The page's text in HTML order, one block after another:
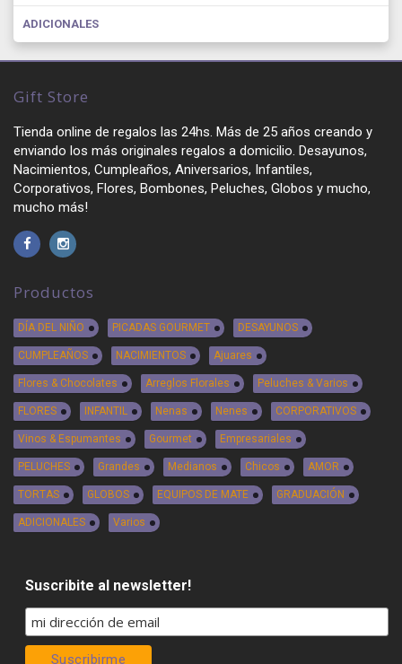
ADICIONALES
Gift Store
Tienda online de regalos las 24hs. Más de 25 años creando y
enviando los más originales regalos a domicilio. Desayunos,
Nacimientos, Cumpleaños, Aniversarios, Infantiles,
Corporativos, Flores, Bombones, Peluches, Globos y mucho,
mucho más!
Productos
DÍA DEL NIÑO PICADAS GOURMET DESAYUNOS
CUMPLEAÑOS NACIMIENTOS Ajuares
Flores & Chocolates Arreglos Florales Peluches & Varios
FLORES INFANTIL Nenas Nenes CORPORATIVOS
Vinos & Espumantes Gourmet Empresariales
PELUCHES Grandes Medianos Chicos AMOR
TORTAS GLOBOS EQUIPOS DE MATE GRADUACIÓN
ADICIONALES Varios
Suscribite al newsletter!